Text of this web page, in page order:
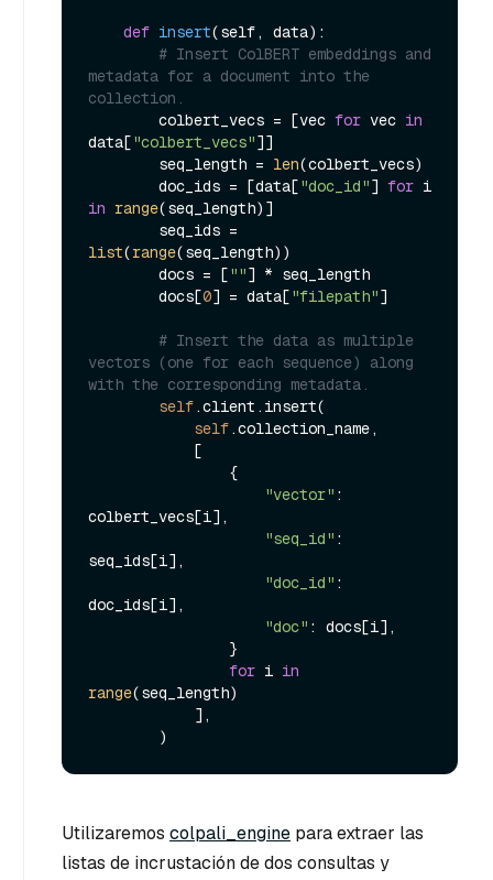
def insert(self, data):
# Insert ColBERT embeddings and
metadata for a document into the
collection.
        colbert_vecs = [vec
for vec in
data["colbert_vecs"]]
        seq_length =
len(colbert_vecs)
        doc_ids = [data[
"doc_id"] for
in range(seq_length)]
list(range(seq_length))
        docs = [
""] * seq_length
        docs[
0] = data["filepath"]
# Insert the data as multiple
vectors (one for each sequence) along
with the corresponding metadata.
self.client.insert(
self.collection_name,
"vector" :
colbert_vecs[i],
"seq_id" :
seq_ids[i],
"doc_id" :
doc_ids[i],
"doc" : docs[i],
for i in
range(seq_length)
Utilizaremos colpali_engine para extraer las
listas de incrustación de dos consultas y